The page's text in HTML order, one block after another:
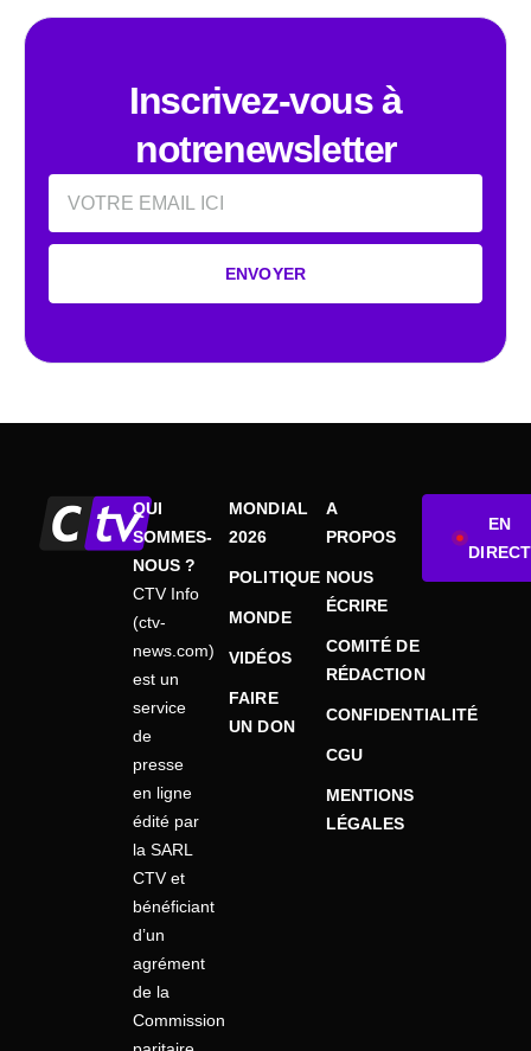
Inscrivez-vous à
notrenewsletter
Email
ENVOYER
QUI
SOMMES-
NOUS ?
CTV Info
(ctv-
news.com)
est un
service
de
presse
en ligne
édité par
la SARL
CTV et
bénéficiant
d’un
agrément
de la
Commission
MONDIAL
2026
POLITIQUE
MONDE
VIDÉOS
FAIRE
UN DON
A
PROPOS
NOUS
ÉCRIRE
COMITÉ DE
RÉDACTION
CONFIDENTIALITÉ
CGU
MENTIONS
LÉGALES
EN
DIRECT